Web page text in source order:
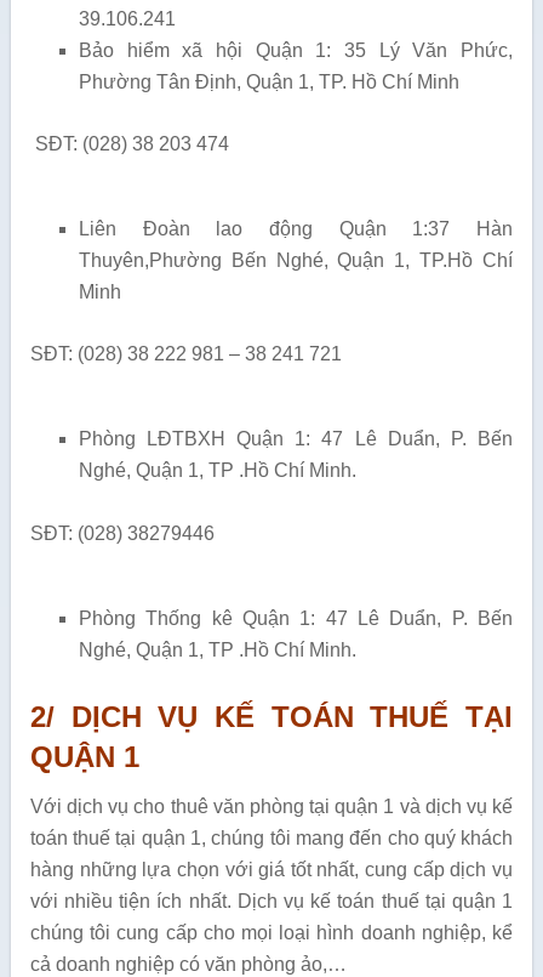
39.106.241
Bảo hiểm xã hội Quận 1: 35 Lý Văn Phức,
Phường Tân Định, Quận 1, TP. Hồ Chí Minh
SĐT: (028) 38 203 474
Liên Đoàn lao động Quận 1:37 Hàn
Thuyên,Phường Bến Nghé, Quận 1, TP.Hồ Chí
Minh
SĐT: (028) 38 222 981 – 38 241 721
Phòng LĐTBXH Quận 1: 47 Lê Duẩn, P. Bến
Nghé, Quận 1, TP .Hồ Chí Minh.
SĐT: (028) 38279446
Phòng Thống kê Quận 1: 47 Lê Duẩn, P. Bến
Nghé, Quận 1, TP .Hồ Chí Minh.
2/ DỊCH VỤ KẾ TOÁN THUẾ TẠI
QUẬN 1
Với dịch vụ cho thuê văn phòng tại quận 1 và dịch vụ kế
toán thuế tại quận 1, chúng tôi mang đến cho quý khách
hàng những lựa chọn với giá tốt nhất, cung cấp dịch vụ
với nhiều tiện ích nhất. Dịch vụ kế toán thuế tại quận 1
chúng tôi cung cấp cho mọi loại hình doanh nghiệp, kể
cả doanh nghiệp có văn phòng ảo,…